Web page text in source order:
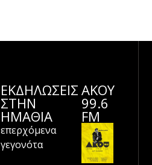
ΕΚΔΗΛΩΣΕΙΣ
ΣΤΗΝ
ΗΜΑΘΊΑ
επερχόμενα
γεγονότα
ΑΚΟΥ
99.6
FM